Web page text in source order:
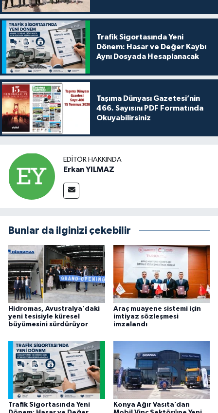
Trafik Sigortasında Yeni
Dönem: Hasar ve Değer Kaybı
Aynı Dosyada Hesaplanacak
Taşıma Dünyası Gazetesi’nin
466. Sayısını PDF Formatında
Okuyabilirsiniz
EDITÖR HAKKINDA
Erkan YILMAZ
Bunlar da ilginizi çekebilir
Hidromas, Avustralya'daki
yeni tesisiyle küresel
büyümesini sürdürüyor
Araç muayene sistemi için
imtiyaz sözleşmesi
imzalandı
Trafik Sigortasında Yeni
Konya Ağır Vasıta’dan